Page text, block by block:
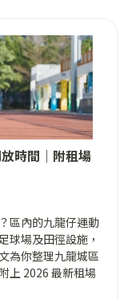
時間｜附租場
區內的九龍仔運動
球場及田徑設施，
為你整理九龍城區
上 2026 最新租場